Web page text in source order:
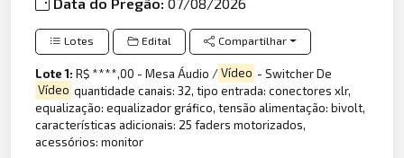
Lotes Edital Compartilhar
Lote 1:R$ ****,00 - Mesa Áudio /Vídeo - Switcher De
Vídeo quantidade canais: 32, tipo entrada: conectores xlr,
equalização: equalizador gráfico, tensão alimentação: bivolt,
características adicionais: 25 faders motorizados,
acessórios: monitor